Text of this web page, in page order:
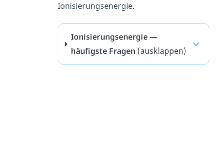
Ionisierungsenergie.
Ionisierungsenergie —
häufigste Fragen (ausklappen)